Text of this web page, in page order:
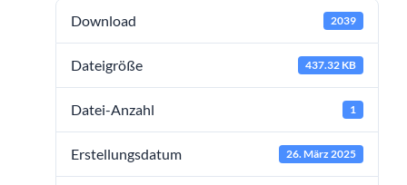
Download 2039
Dateigröße 437.32 KB
Datei-Anzahl 1
Erstellungsdatum 26. März 2025